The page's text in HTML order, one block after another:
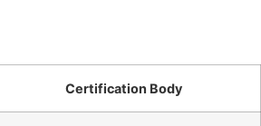
Certification Body